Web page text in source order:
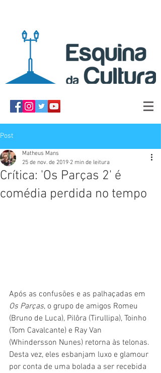
Post
Crítica: 'Os Parças 2' é
comédia perdida no tempo
Matheus Mans
25 de nov. de 2019 2 min de leitura
Após as confusões e as palhaçadas em
Os Parças, o grupo de amigos Romeu
(Bruno de Luca), Pilôra (Tirullipa), Toinho
(Tom Cavalcante) e Ray Van
(Whindersson Nunes) retorna às telonas.
Desta vez, eles esbanjam luxo e glamour
por conta de uma bolada a ser recebida